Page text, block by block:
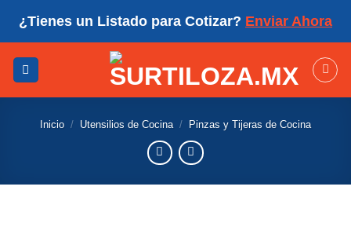
¿Tienes un Listado para Cotizar? Enviar Ahora
Inicio / Utensilios de Cocina / Pinzas y Tijeras de Cocina